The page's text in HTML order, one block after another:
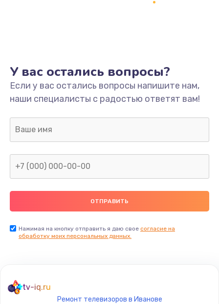
Не включается
1400 руб.
Заказать
Нет звука
800 руб.
Не видит флешку
400 руб.
Заказать
У вас остались вопросы?
Если у вас остались вопросы напишите нам,
наши специалисты с радостью ответят вам!
Нажимая на кнопку отправить я даю свое согласие на
обработку моих персональных данных.
tv-iq.ru
Ремонт телевизоров в Иванове